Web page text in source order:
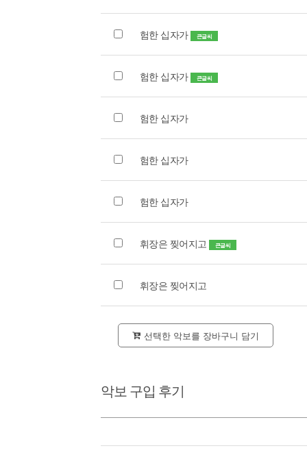
험한 십자가 큰글씨
험한 십자가 큰글씨
험한 십자가
험한 십자가
험한 십자가
휘장은 찢어지고 큰글씨
휘장은 찢어지고
선택한 악보를 장바구니 담기
악보 구입 후기